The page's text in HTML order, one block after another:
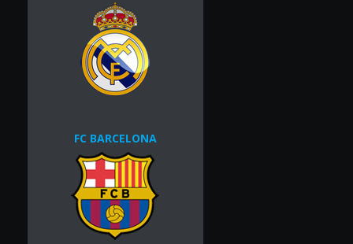
FC BARCELONA